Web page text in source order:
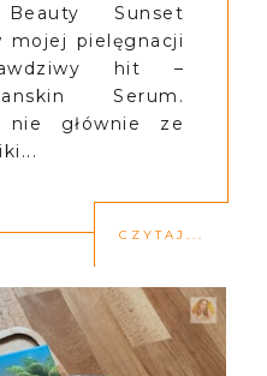
Sunset
mojej pielęgnacji
hit –
Serum.
nie głównie ze
CZYTAJ...